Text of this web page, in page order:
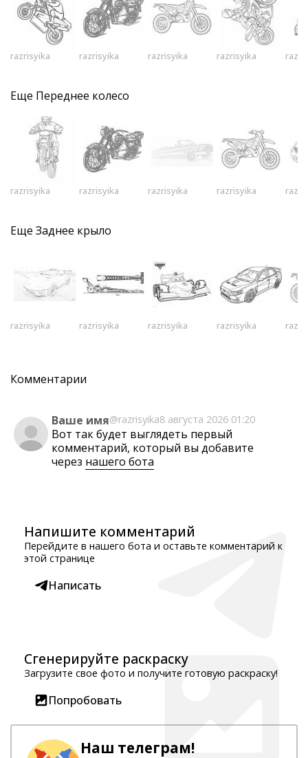
razrisyika razrisyika razrisyika razrisyika
Еще Переднее колесо
razrisyika razrisyika razrisyika razrisyika
Еще Заднее крыло
razrisyika razrisyika razrisyika razrisyika
Комментарии
Ваше имя@razrisyika8 августа 2026 01:20
Вот так будет выглядеть первый
комментарий, который вы добавите
через нашего бота
Напишите комментарий
Перейдите в нашего бота и оставьте комментарий к
этой странице
Написать
Сгенерируйте раскраску
Загрузите свое фото и получите готовую раскраску!
Попробовать
Наш телеграм!